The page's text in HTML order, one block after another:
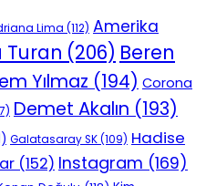
Lima (112) Amerika
Turan (206) Beren
Yılmaz (194) Corona
Demet Akalın (193)
Galatasaray SK(109) Hadise
(152) Instagram (169)